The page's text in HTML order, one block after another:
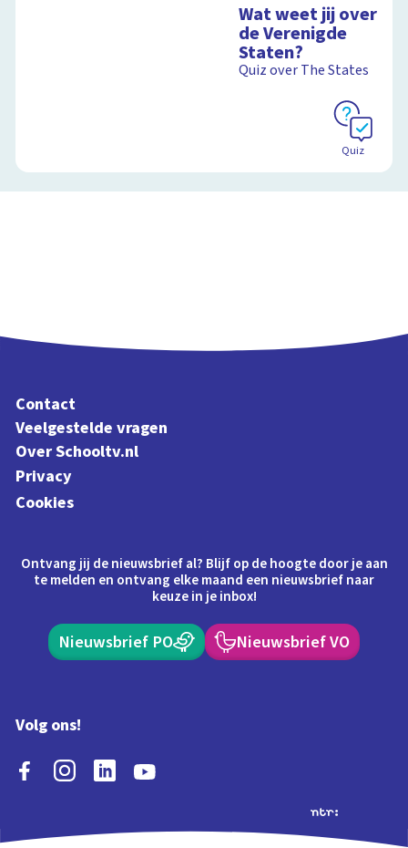
Wat weet jij over
de Verenigde
Staten?
Quiz over The States
Quiz
Contact
Veelgestelde vragen
Over Schooltv.nl
Privacy
Cookies
Ontvang jij de nieuwsbrief al? Blijf op de hoogte door je aan
te melden en ontvang elke maand een nieuwsbrief naar
keuze in je inbox!
Nieuwsbrief PO Nieuwsbrief VO
Volg ons!